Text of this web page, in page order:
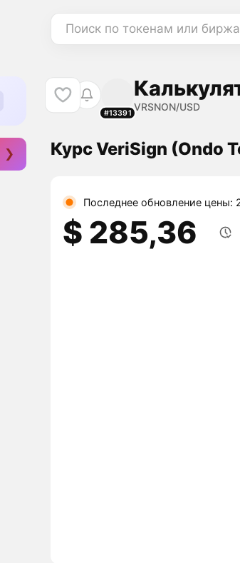
Поиск по токенам или
#13391
VRSNON/USD
Курс VeriSign (Ondo
Последнее обновление цены:
$ 285,36